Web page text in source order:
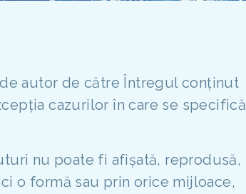
autor de către Întregul conținut
cazurilor în care se specifică
nu poate fi afișată, reprodusă,
o formă sau prin orice mijloace,